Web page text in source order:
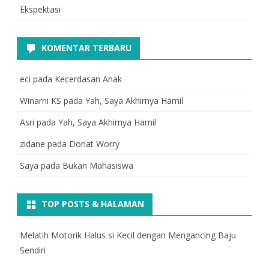
Ekspektasi
KOMENTAR TERBARU
eci pada Kecerdasan Anak
Winarni KS pada Yah, Saya Akhirnya Hamil
Asri pada Yah, Saya Akhirnya Hamil
zidane pada Donat Worry
Saya pada Bukan Mahasiswa
TOP POSTS & HALAMAN
Melatih Motorik Halus si Kecil dengan Mengancing Baju
Sendiri